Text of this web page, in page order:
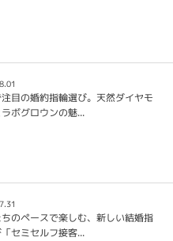
目の婚約指輪選び。天然ダイヤモ
ボグロウンの魅...
のペースで楽しむ、新しい結婚指
セミセルフ接客...